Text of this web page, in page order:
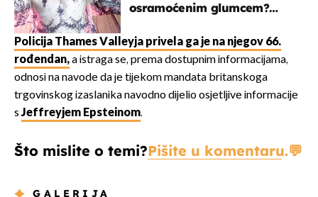
osramoćenim glumcem?
izazivaju nevjericu
Policija Thames Valleyja privela ga je na njegov 66.
rođendan,a istraga se, prema dostupnim informacijama,
odnosi na navode da je tijekom mandata britanskoga
trgovinskog izaslanika navodno dijelio osjetljive informacije
s Jeffreyjem Epsteinom.
Što mislite o temi?Pišite u komentaru.
GALERIJA